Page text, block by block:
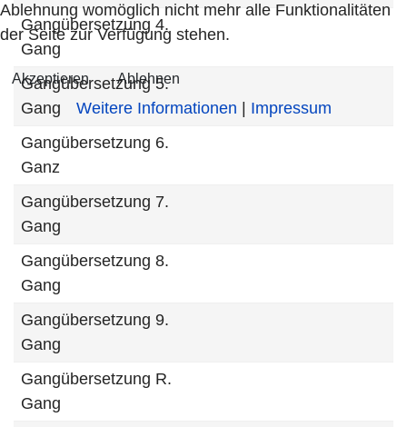
Gangübersetzung 4.
Gang
Gangübersetzung 5.
Gang
Gangübersetzung 6.
Ganz
Gangübersetzung 7.
Gang
Gangübersetzung 8.
Gang
Gangübersetzung 9.
Gang
Gangübersetzung R.
Gang
Ablehnung womöglich nicht mehr alle Funktionalitäten
der Seite zur Verfügung stehen.
Akzeptieren Ablehnen
Weitere Informationen Impressum